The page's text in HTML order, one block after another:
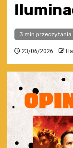
3 min przeczytania
23/06/2026